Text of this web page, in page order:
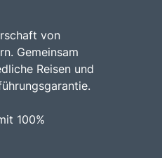
von
Gemeinsam
Reisen und
100%